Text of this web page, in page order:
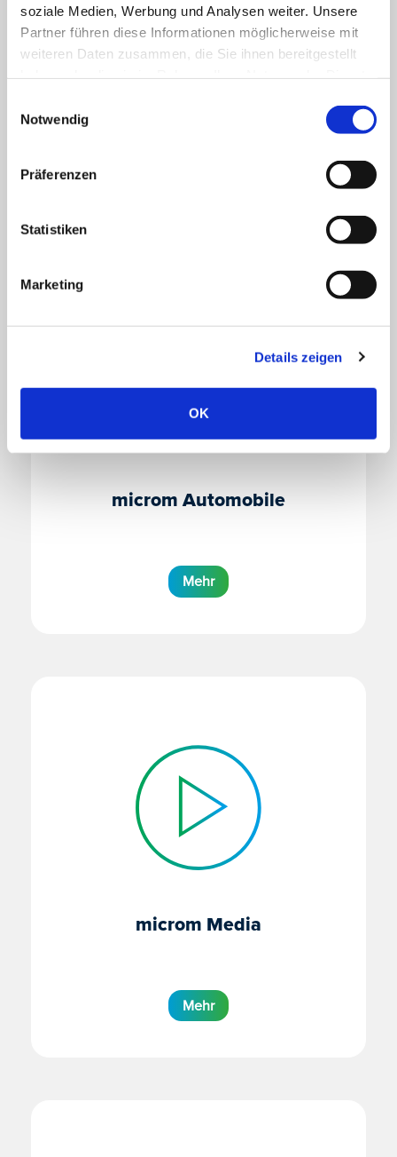
soziale Medien, Werbung und Analysen weiter. Unsere
Partner führen diese Informationen möglicherweise mit
weiteren Daten zusammen, die Sie ihnen bereitgestellt
Cookies, wenn Sie unsere Webseite weiterhin nutzen.
Notwendig
Präferenzen
Statistiken
Marketing
Details zeigen
OK
microm Targets
microm Automobile
Mehr
microm Media
Mehr